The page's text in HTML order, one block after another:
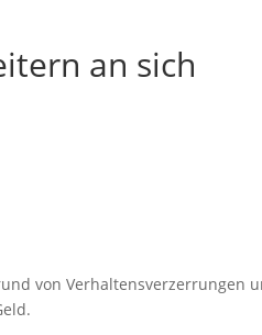
an sich
von Verhaltensverzerrungen